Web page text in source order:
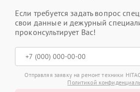
Если требуется задать вопрос
свои данные и дежурный
проконсультирует Вас!
Отправляя заявку на ремонт техники
Политикой